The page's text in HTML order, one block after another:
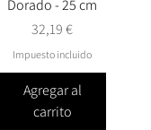
Dorado - 25 cm
Precio
32,19 €
Impuesto incluido
Agregar al
carrito